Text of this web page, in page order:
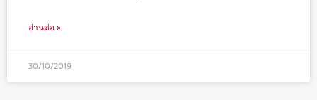
อ่านต่อ »
30/10/2019